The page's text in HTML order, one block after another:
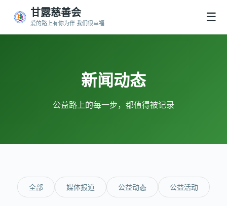
甘露慈善会
爱的路上有你为伴 我们很幸福 ☰
新闻动态
公益路上的每一步，都值得被记录
全部 媒体报道 公益动态 公益活动